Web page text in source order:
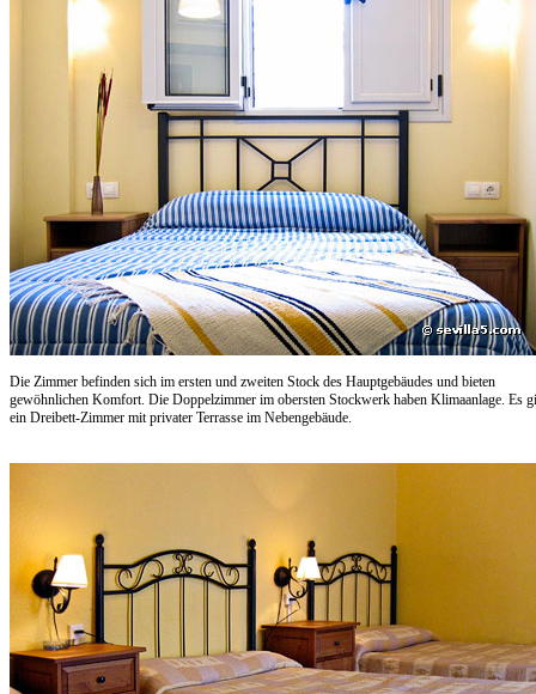
Die Zimmer befinden sich im ersten und zweiten Stock des Hauptgebäudes und bieten
gewöhnlichen Komfort. Die Doppelzimmer im obersten Stockwerk haben Klimaanlage. Es
ein Dreibett-Zimmer mit privater Terrasse im Nebengebäude.